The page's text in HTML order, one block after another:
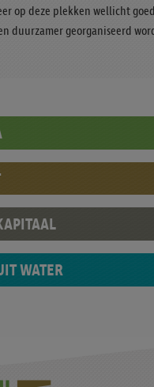
op deze plekken wellicht
duurzamer georganiseerd
WATER